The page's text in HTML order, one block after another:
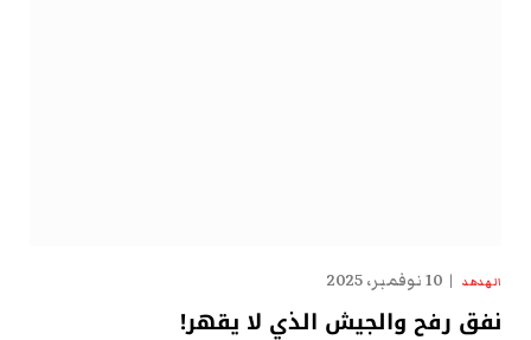
الهدهد 10 نوفمبر، 2025
نفق رفح والجيش الذي لا يقهر!